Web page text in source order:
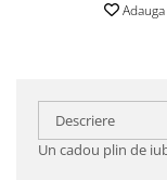
Descriere
Un cadou plin de